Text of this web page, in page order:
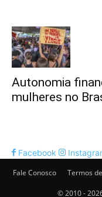
Autonomia
mulheres no
Facebook
Fale Conosco
Termos
© 2010 -